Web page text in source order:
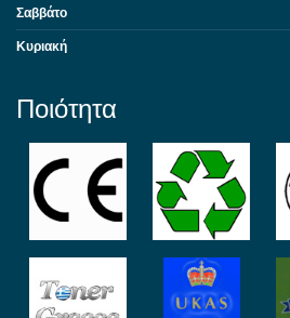
Σαββάτο
Κυριακή
Ποιότητα